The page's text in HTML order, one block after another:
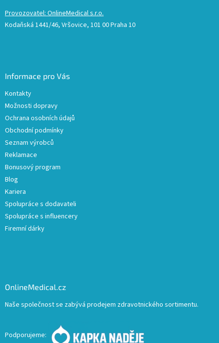
Provozovatel: OnlineMedical s.r.o.
Kodaňská 1441/46, Vršovice, 101 00 Praha 10
Informace pro Vás
Kontakty
Možnosti dopravy
Ochrana osobních údajů
Obchodní podmínky
Seznam výrobců
Reklamace
Bonusový program
Blog
Kariera
Spolupráce s dodavateli
Spolupráce s influencery
Firemní dárky
OnlineMedical.cz
Naše společnost se zabývá prodejem zdravotnického sortimentu.
Podporujeme: